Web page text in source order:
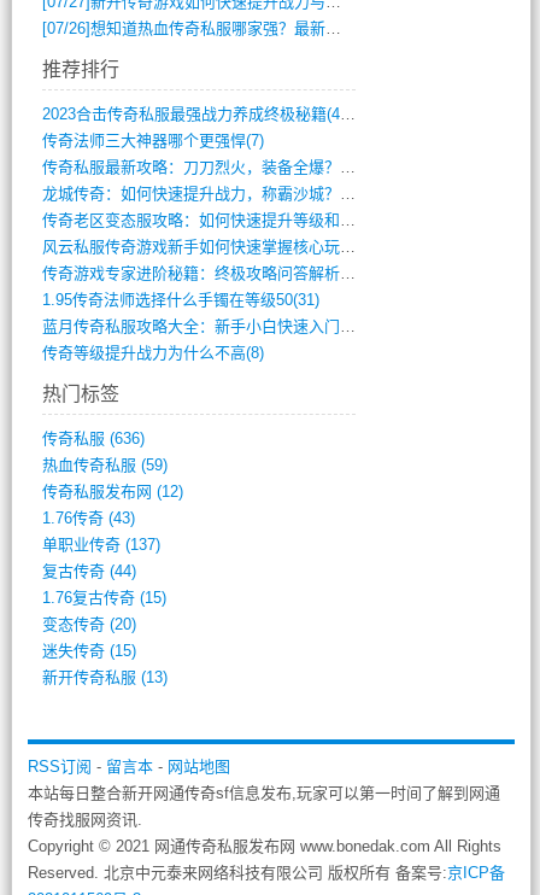
[07/26]想知道热血传奇私服哪家强？最新排行榜攻略全解析
推荐排行
2023合击传奇私服最强战力养成终极秘籍(428)
传奇法师三大神器哪个更强悍(7)
传奇私服最新攻略：刀刀烈火，装备全爆？攻(813)
龙城传奇：如何快速提升战力，称霸沙城？(802)
传奇老区变态服攻略：如何快速提升等级和战(379)
风云私服传奇游戏新手如何快速掌握核心玩法(616)
传奇游戏专家进阶秘籍：终极攻略问答解析(848)
1.95传奇法师选择什么手镯在等级50(31)
蓝月传奇私服攻略大全：新手小白快速入门指(386)
传奇等级提升战力为什么不高(8)
热门标签
传奇私服 (636)
热血传奇私服 (59)
传奇私服发布网 (12)
1.76传奇(43)
单职业传奇(137)
复古传奇(44)
1.76复古传奇(15)
变态传奇(20)
迷失传奇(15)
新开传奇私服 (13)
RSS订阅 - 留言本- 网站地图
本站每日整合新开网通传奇sf信息发布,玩家可以第一时间了解到网通
传奇找服网资讯.
Copyright © 2021 网通传奇私服发布网 www.bonedak.com All Rights
Reserved. 北京中元泰来网络科技有限公司 版权所有 备案号:京ICP备